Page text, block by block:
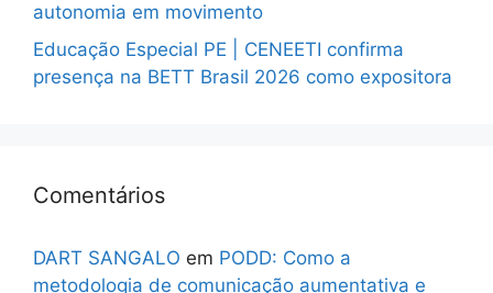
autonomia em movimento
Educação Especial PE | CENEETI confirma
presença na BETT Brasil 2026 como expositora
Comentários
DART SANGALO em PODD: Como a
metodologia de comunicação aumentativa e